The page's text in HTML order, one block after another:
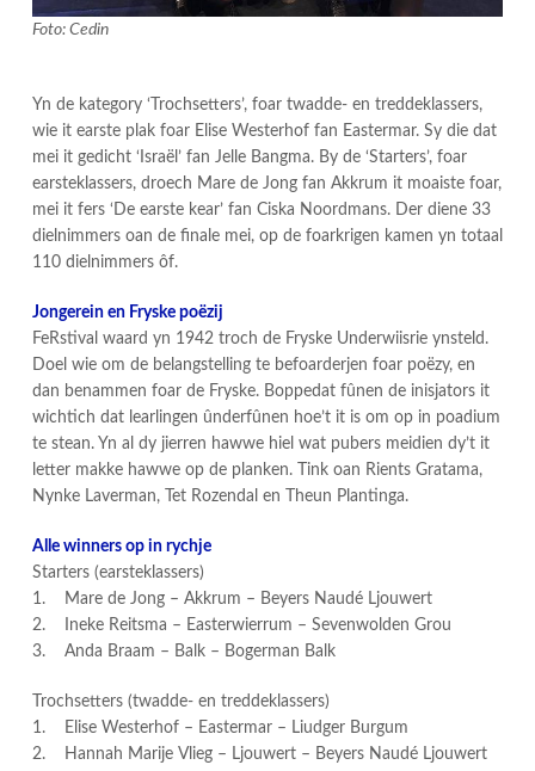
Foto: Cedin
Yn de kategory ‘Trochsetters’, foar twadde- en treddeklassers,
wie it earste plak foar Elise Westerhof fan Eastermar. Sy die dat
mei it gedicht ‘Israël’ fan Jelle Bangma. By de ‘Starters’, foar
earsteklassers, droech Mare de Jong fan Akkrum it moaiste foar,
mei it fers ‘De earste kear’ fan Ciska Noordmans. Der diene 33
dielnimmers oan de finale mei, op de foarkrigen kamen yn totaal
110 dielnimmers ôf.
Jongerein en Fryske poëzij
FeRstival waard yn 1942 troch de Fryske Underwiisrie ynsteld.
Doel wie om de belangstelling te befoarderjen foar poëzy, en
dan benammen foar de Fryske. Boppedat fûnen de inisjators it
wichtich dat learlingen ûnderfûnen hoe’t it is om op in poadium
te stean. Yn al dy jierren hawwe hiel wat pubers meidien dy’t it
letter makke hawwe op de planken. Tink oan Rients Gratama,
Nynke Laverman, Tet Rozendal en Theun Plantinga.
Alle winners op in rychje
Starters (earsteklassers)
1. Mare de Jong – Akkrum – Beyers Naudé Ljouwert
2. Ineke Reitsma – Easterwierrum – Sevenwolden Grou
3. Anda Braam – Balk – Bogerman Balk
Trochsetters (twadde- en treddeklassers)
1. Elise Westerhof – Eastermar – Liudger Burgum
2. Hannah Marije Vlieg – Ljouwert – Beyers Naudé Ljouwert